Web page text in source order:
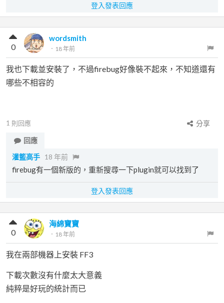
登入發表回應
wordsmith
． 18 年前
0
我也下載並安裝了，不過firebug好像裝不起來，不知道還有
哪些不相容的
1 則回應
分享
回應
灌籃高手 18 年前
firebug有一個新版的，重新搜尋一下plugin就可以找到了
登入發表回應
海綿寶寶
． 18 年前
0
我在兩部機器上安裝 FF3
下載次數沒有什麼太大意義
純粹是好玩的統計而已